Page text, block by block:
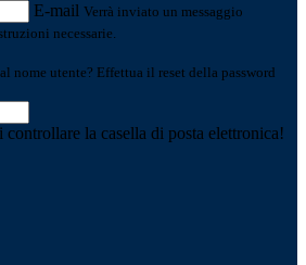
E-mail Verrà inviato un messaggio
necessarie.
nome utente? Effettua il reset della password
la casella di posta elettronica!